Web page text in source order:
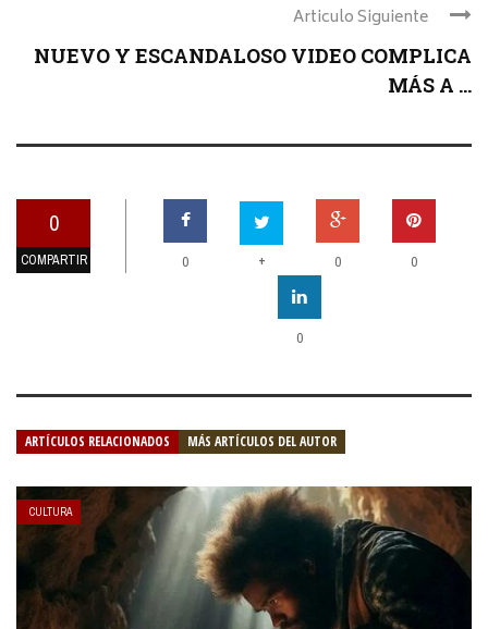
Articulo Siguiente
NUEVO Y ESCANDALOSO VIDEO COMPLICA
MÁS A ...
0
COMPARTIR 0 + 0 0
0
ARTÍCULOS RELACIONADOS MÁS ARTÍCULOS DEL AUTOR
CULTURA